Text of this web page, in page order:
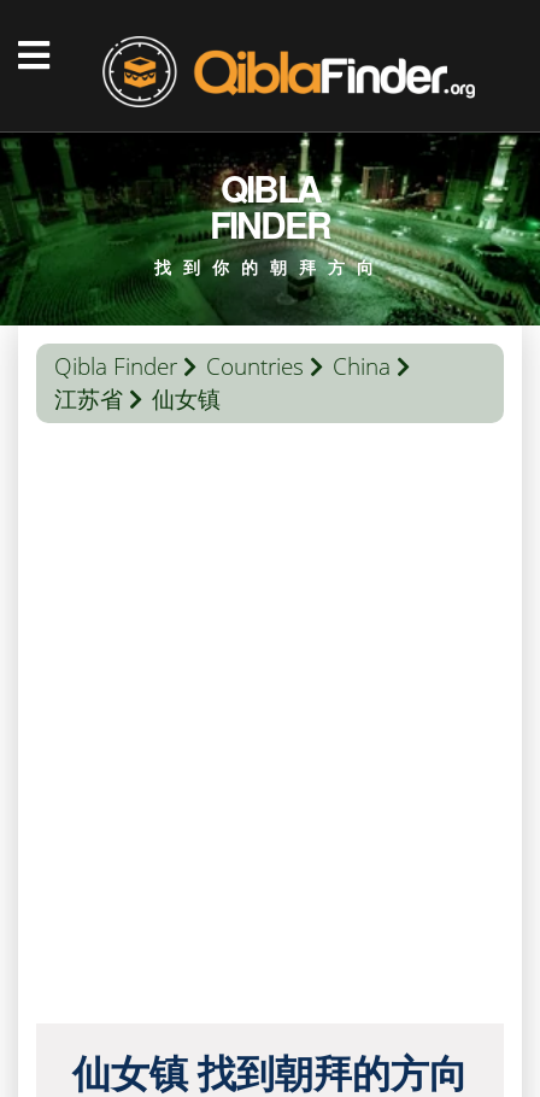
QIBLA
FINDER
找到你的朝拜方向
Qibla Finder Countries
China
江苏省
仙女镇
仙女镇 找到朝拜的方向